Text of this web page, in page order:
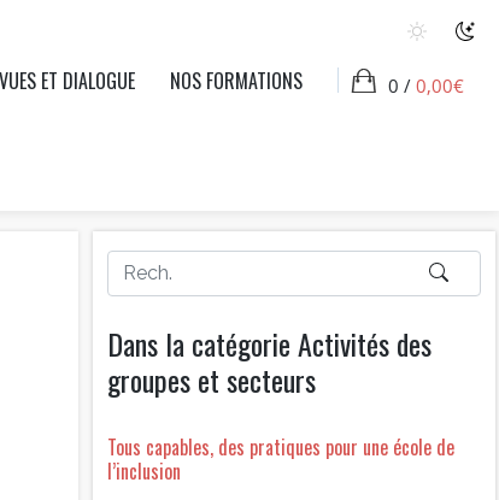
ET DIALOGUE NOS FORMATIONS 0 / 0,00€
Dans la catégorie Activités des
groupes et secteurs
Tous capables, des pratiques pour une école de
l’inclusion